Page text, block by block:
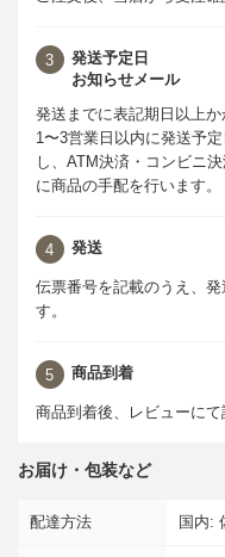
3
発送予定日
お知らせメール
発送までに表記期日以上
1〜3営業日以内に発送予
し、ATM決済・コンビニ
に商品の手配を行います。
4 発送
伝票番号を記載のうえ、
す。
5 商品到着
商品到着後、レビューにて
お届け・包装など
配達方法 国内: